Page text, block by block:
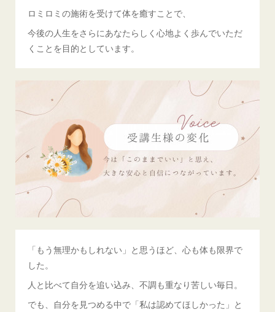
ロミロミの施術を受けて体を癒すことで、
今後の人生をさらにあなたらしく心地よく歩んでいただ
くことを目的としています。
「もう無理かもしれない」と思うほど、心も体も限界で
した。
人と比べて自分を追い込み、不調も重なり苦しい毎日。
でも、自分を見つめる中で「私は認めてほしかった」と